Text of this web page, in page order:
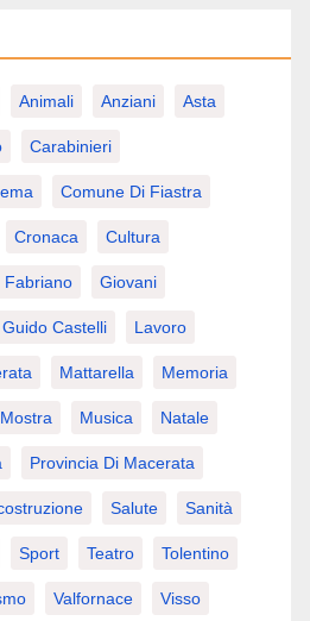
Animali Anziani Asta
Carabinieri
Comune Di Fiastra
Cronaca Cultura
Fabriano Giovani
Guido Castelli Lavoro
Mattarella Memoria
Mostra Musica Natale
Provincia Di Macerata
Salute Sanità
Sport Teatro Tolentino
Valfornace Visso